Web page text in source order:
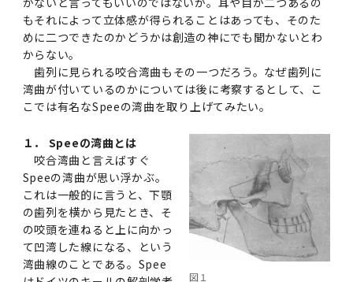
学長×歯学部学生懇談
東京医科歯科大学の歴史
学内向け広報誌「TMDUニュース」
医歯大ひろば
第1回『学びの地』
第2回『教育 講義・実習の軌跡』
第３期中期目標・中期計画等について
等について
（第２期中期目標期間中）年度計画・年度評価
等について
等について
4．指定国立大学法人構想に関する進捗状況に
ついて
関連リンク先
目
「複合領域コース｣｢編入学｣及び｢複数学士号｣
に関する協定書
「複合領域コース」の履修者に係る「編入学」
及び「複数学士号」に関する実施細目
編入学制度について（複数学士号）
大学）
統計データ
土地・建物及び所在地／関係施設位置図
その他の情報公開
研究不正の防止
会計監査人候補者の決定について
ジョン推進宣言等
東京医科歯科大学ダイバーシティ＆インクルー
ジョン推進宣言等トップ
東京医科歯科大学ダイバーシティ＆インクルー
ジョン推進宣言／基本方針／アクション・プラ
ン
女性活躍推進法による一般事業主行動計画
次世代育成支援対策推進法による一般事業主行
動計画
ダイバーシティ・インクルージョン室
わくわく保育園（学内保育施設）
障がいのある学生のサポートについて
ハラスメントへの対応について
公益通報について
国際交流サイト
研究情報サイト
学生寮について
アパート等の紹介
卒業後の進路データ
サークル紹介
大学祭
オンライン個別進学相談
地域特別枠推薦選抜説明会
キャンパス見学 ※現在は受け付けておりませ
ん
ILA国府台 公開講座等のお知らせ
キャンパス紹介
学費・入学金・奨学金についてトップ
奨学金について
入学料・授業料の免除・徴収猶予について
大学院医歯学総合研究科生体検査科学講座
研究テーマ検索システム
お問い合わせ
令和７年度（２０２５年度）総合知と癒しの次
世代フロントランナー育成プログラム（医歯学
系）「Science Tokyo SPRING (医歯学系)」
（旧TMDU卓越大学院生制度）対象学生（秋入
学対象）の募集について
Call for Applications to Science Tokyo
SPRING（MD）Program for the 2024
Academic Year by Eligible Students
(*Autumn admission)
令和６年度（２０２４年度）総合知と癒しの次
世代フロントランナー育成プログラム（医歯学
請について（Admission Fee
Exemption&Admission Fee Deferment）
「修学支援に対する相談窓口」を設置しまし
た。
高等教育の修学支援制度
財団法人・地方公共団体等奨学金
2025年度国立大学臨床検査学系博士後期課程
優秀賞募集について
国民年金について
学生相談窓口
ピアサポーター
証明書関係
証明書関係トップ
教養部在学生
医学部在学生
障がいのある学生サポート
障がいのある学生サポートトップ
修学上の支援について
文部科学省からのお知らせ
令和７年度（２０２５年度）新入生向けPC購
在学生向け
在学生向けトップ
学校推薦・求人情報について
学内就職支援イベント
学外就職支援イベント
インターンシップ
就職支援サイトリンク集
新型コロナウイルス感染症に伴うお知らせ
卒業後の進路及び卒業者数
お茶の水祭
施設利用トップ
保健管理センター
学生・女性支援センター
わくわく保育園
フィットネスルーム・売店
国立美術館キャンパスメンバーズ
ボランティア
情報システム
台風等の自然災害や交通機関運休による休講措
置（湯島地区）Class Cancellation Measures
due to Natural Disasters, such as
Typhoons, and Transportation
Cancellation (for the Yushima area)
新入学の大学院生へ To New Graduate
Students
博士課程 生命理工医療科学専攻
ス）
博士課程 医歯学専攻トップ
概要
分野構成
医歯学総合研究科博士課程医歯学系専攻履修要
項（シラバス）
博士課程 国際連携専攻（ジョイント・ディグリ
ー・プログラム：JDP）
博士課程 生命理工医療科学専攻
博士課程 生命理工医療科学専攻トップ
概要
分野構成
医歯学総合研究科博士課程生命理工学系専攻履
履修要項（大学院シラバス）
年報
年報トップ
2024年（25.7MB）
統合教育機構学務企画課
セミナー・特別講義
教育研究分野組織、指導教員研究内容トップ
看護先進科学専攻
履修要項（大学院シラバス）保健衛生学研究科
５大学災害看護コンソーシアム履修の手引き
設置計画履行状況報告書
年報
年報トップ
高等研究院
大学病院
大学病院トップ
医科（医系診療部門）
歯科（歯系診療部門）
スポーツサイエンス機構
M&Dデータ科学センター
統合教育機構
統合教育機構トップ
統合研究機構・統合イノベーション機構
GAPファンド等の公募
各種実験手続き例(学内専用)
研究に必要な講習会等
ES細胞/iPS細胞を使用する実験(学内専用)
各種委員会関係(学内専用)
特定認定再生医療等委員会
青い鳥広場(学内専用)
各種センター
高等研究院
安全保障輸出管理(学内専用)
利益相反
ついて
特定認定再生医療等委員会
ヒトES細胞倫理審査委員会
もそれによって立体感が得られることはあっても、そのた
めに二つできたのかどうかは創造の神にでも聞かないとわ
からない。
歯列に見られる咬合湾曲もその一つだろう。なぜ歯列に
湾曲が付いているのかについては後に考察するとして、こ
こでは有名なSpeeの湾曲を取り上げてみたい。
図１
１． Speeの湾曲とは
咬合湾曲と言えばすぐ
Speeの湾曲が思い浮かぶ。
これは一般的に言うと、下顎
の歯列を横から見たとき、そ
の咬頭を連ねると上に向かっ
て凹湾した線になる、という
湾曲線のことである。Spee